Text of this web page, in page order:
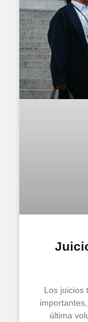
Los juicios
última